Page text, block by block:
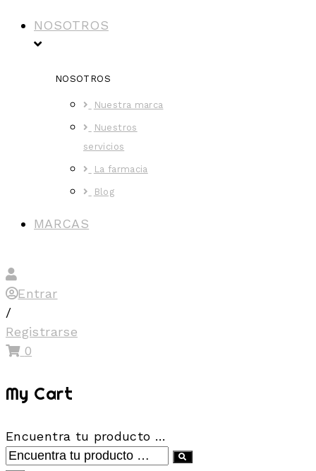
NOSOTROS
NOSOTROS
Nuestra marca
Nuestros
servicios
La farmacia
Blog
MARCAS
Entrar
/
Registrarse
0
My Cart
Encuentra tu producto …